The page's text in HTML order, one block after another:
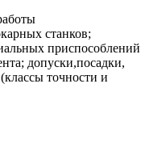
станков;
приспособлений
допуски,посадки,
точности и